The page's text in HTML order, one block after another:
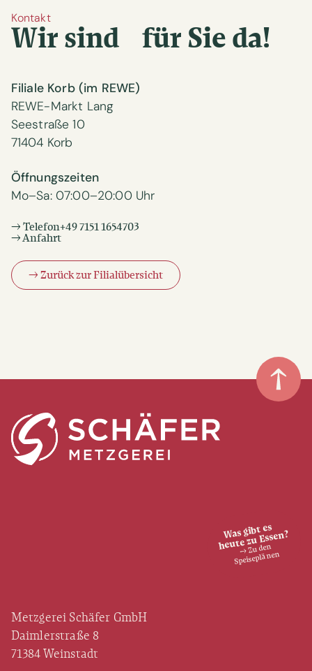
Kontakt
Wir sind für Sie da!
Filiale Korb (im REWE)
REWE-Markt Lang
Seestraße 10
71404 Korb
Öffnungszeiten
Mo–Sa: 07:00–20:00 Uhr
→ Telefon+49 7151 1654703
→ Anfahrt
→ Zurück zur Filialübersicht
Was gibt es
heute zu Essen?
→ Zu den
Speiseplänen
Metzgerei Schäfer GmbH
Daimlerstraße 8
71384 Weinstadt